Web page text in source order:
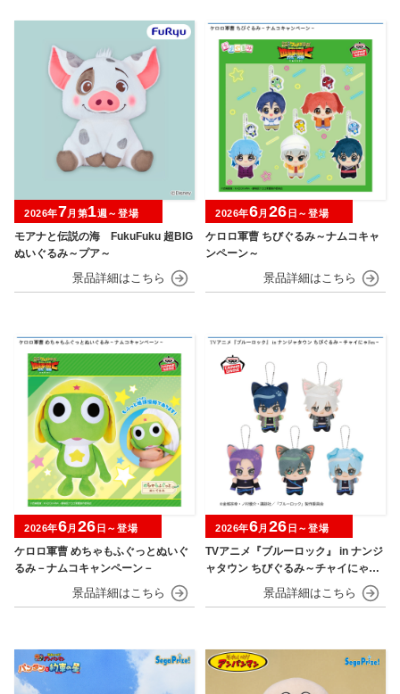
モアナと伝説の海 FukuFuku 超BIG
ぬいぐるみ～プア～
2026年7月第1週～登場
ケロロ軍曹 ちびぐるみ～ナムコキャ
ンペーン～
2026年6月 26 日～登場
ケロロ軍曹 めちゃもふぐっとぬいぐ
るみ－ナムコキャンペーン－
2026年6月 26 日～登場
TVアニメ『ブルーロック』 in ナンジ
ャタウン ちびぐるみ～チャイにゃFe
2026年6月 26 日～登場